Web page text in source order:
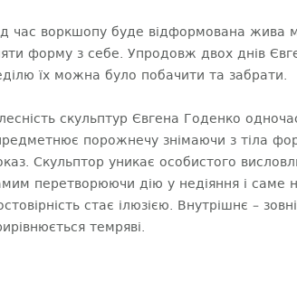
час воркшопу буде відформована жива
форму з себе. Упродовж двох днів
їх можна було побачити та забрати.
скульптур Євгена Годенко
порожнечу знімаючи з тіла
Скульптор уникає особистого
перетворюючи дію у недіяння і саме
стає ілюзією. Внутрішнє –
темряві.